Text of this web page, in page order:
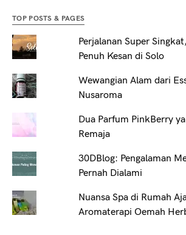
TOP POSTS & PAGES
Perjalanan Super
Penuh Kesan di Solo
Wewangian Alam dari
Nusaroma
Dua Parfum PinkBerry
Remaja
30DBlog: Pengalaman
Pernah Dialami
Nuansa Spa di Rumah
Aromaterapi Oemah